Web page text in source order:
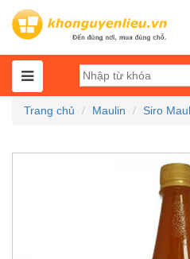
Trang chủ Maulin Siro